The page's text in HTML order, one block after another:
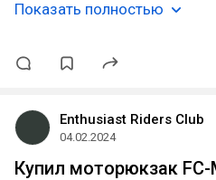
Показать полностью
Enthusiast Riders Club
04.02.2024
Купил моторюкзак